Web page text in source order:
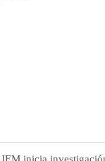
JEM inicia